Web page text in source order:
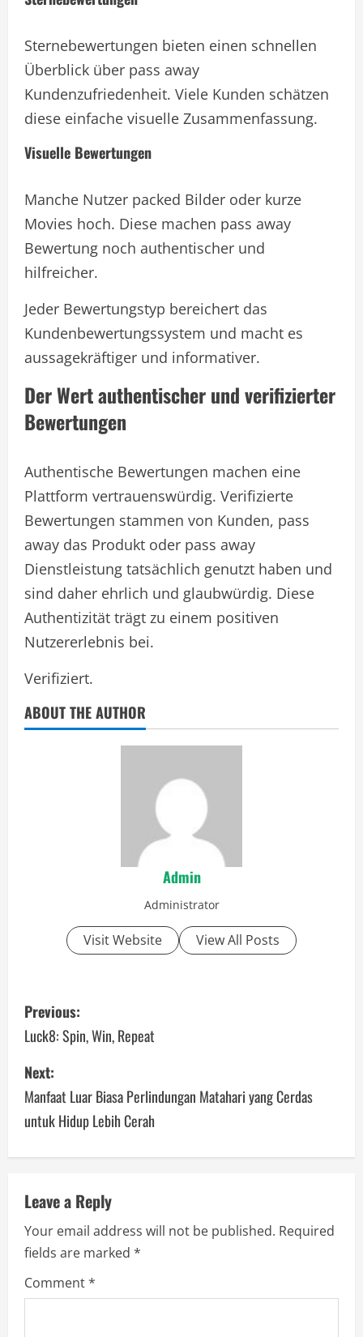
Sternebewertungen bieten einen schnellen
Überblick über pass away
Kundenzufriedenheit. Viele Kunden schätzen
diese einfache visuelle Zusammenfassung.
Visuelle Bewertungen
Manche Nutzer packed Bilder oder kurze
Movies hoch. Diese machen pass away
Bewertung noch authentischer und
hilfreicher.
Jeder Bewertungstyp bereichert das
Kundenbewertungssystem und macht es
aussagekräftiger und informativer.
Der Wert authentischer und verifizierter
Bewertungen
Authentische Bewertungen machen eine
Plattform vertrauenswürdig. Verifizierte
Bewertungen stammen von Kunden, pass
away das Produkt oder pass away
Dienstleistung tatsächlich genutzt haben und
sind daher ehrlich und glaubwürdig. Diese
Authentizität trägt zu einem positiven
Nutzererlebnis bei.
Verifiziert.
ABOUT THE AUTHOR
Admin
Administrator
Visit Website View All Posts
P
o
s
t
n
v
i
g
a
Previous:
Luck8: Spin, Win, Repeat
Next:
Manfaat Luar Biasa Perlindungan Matahari yang Cerdas
untuk Hidup Lebih Cerah
Leave a Reply
Your email address will not be published. Required
fields are marked *
Comment*